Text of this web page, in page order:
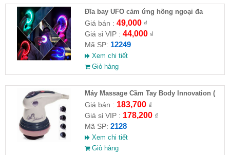
Đĩa bay UFO cảm ứng hồng ngoại đa
chiều tự động bay về
Giá bán : 49,000₫
Giá sỉ VIP : 44,000₫
Mã SP: 12249
Xem chi tiết
Giỏ hàng
Máy Massage Cầm Tay Body Innovation (
HĐ )
Giá bán : 183,700₫
Giá sỉ VIP : 178,200₫
Mã SP: 2128
Xem chi tiết
Giỏ hàng